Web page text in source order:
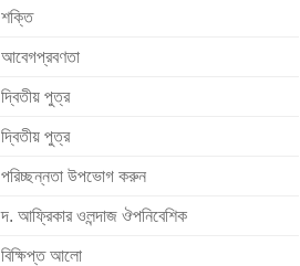
শক্তি
আবেগপ্রবণতা
দ্বিতীয় পুত্র
দ্বিতীয় পুত্র
পরিচ্ছন্নতা উপভোগ করুন
দ. আফ্রিকার ওলন্দাজ ঔপনিবেশিক
বিক্ষিপ্ত আলো